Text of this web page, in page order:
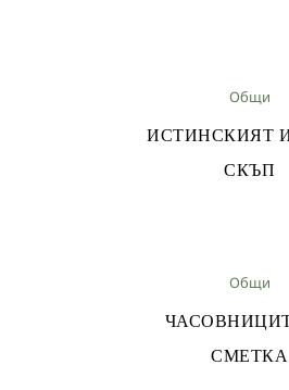
Общи
ИСТИНСКИЯТ
СКЪП
Общи
СМЕТКА